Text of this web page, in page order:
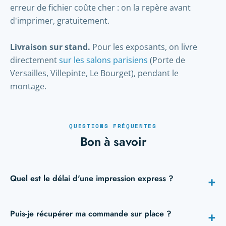
erreur de fichier coûte cher : on la repère avant
d'imprimer, gratuitement.
Livraison sur stand. Pour les exposants, on livre
directementsur les salons parisiens (Porte de
Versailles, Villepinte, Le Bourget), pendant le
montage.
QUESTIONS FRÉQUENTES
Bon à savoir
Quel est le délai d'une impression express ? +
brochures et le grand format. Tout dépend de l'heure de
Puis-je récupérer ma commande sur place ? +